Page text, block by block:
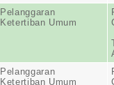
Pelanggaran
Ketertiban Umum
Pelanggaran
Ketertiban Umum